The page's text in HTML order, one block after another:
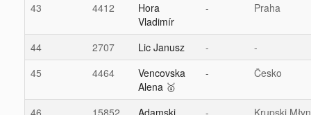
43 4412
Hora
Vladimír
- Praha
44 2707 Lic Janusz -
-
45
4464
Vencovska
Alena 🥇
- Česko
46 15852 Adamski - Krupski Młyn